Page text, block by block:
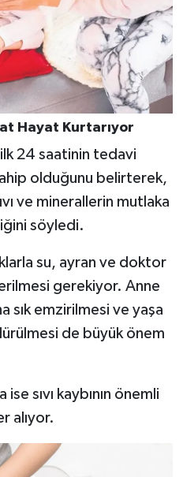
Hayat Kurtarıyor
24 saatinin tedavi
olduğunu belirterek,
ve minerallerin mutlaka
söyledi.
su, ayran ve doktor
gerekiyor. Anne
sık emzirilmesi ve yaşa
de büyük önem
sıvı kaybının önemli
alıyor.